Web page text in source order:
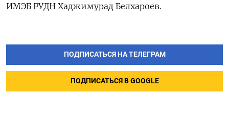
ИМЭБ РУДН Хаджимурад Белхароев.
ПОДПИСАТЬСЯ НА ТЕЛЕГРАМ
ПОДПИСАТЬСЯ В GOOGLE